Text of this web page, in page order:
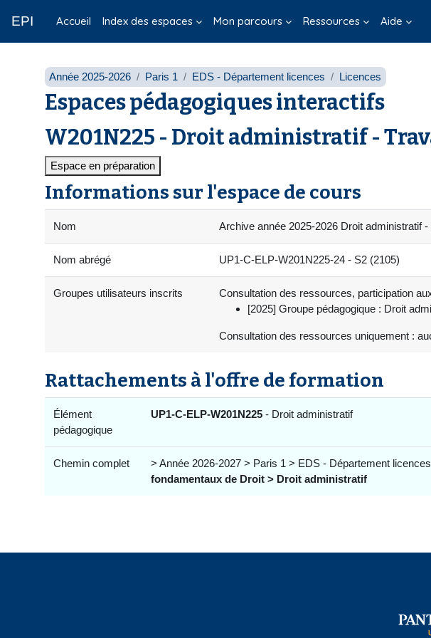
EPI Accueil Index des espaces Mon parcours Ressources Aide
Année 2025-2026 Paris 1 EDS - Département licences Licences
Espaces pédagogiques interactifs
W201N225 - Droit administratif -
Espace en préparation
Informations sur l'espace de cours
Nom Archive année 2025-2026 Droit administratif -
Nom abrégé UP1-C-ELP-W201N225-24 - S2 (2105)
Groupes utilisateurs inscrits
Consultation des ressources, participation
[2025] Groupe pédagogique : Droit
Consultation des ressources uniquement :
Rattachements à l'offre de formation
Élément
pédagogique
UP1-C-ELP-W201N225 - Droit administratif
Chemin complet > Année 2026-2027 > Paris 1 > EDS - Département
fondamentaux de Droit > Droit administratif